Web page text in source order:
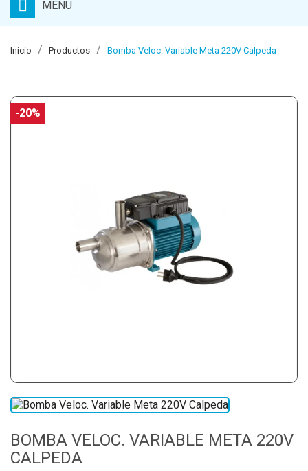
MENU
Inicio Productos Bomba Veloc. Variable Meta 220V Calpeda
-20%
BOMBA VELOC. VARIABLE META 220V
CALPEDA